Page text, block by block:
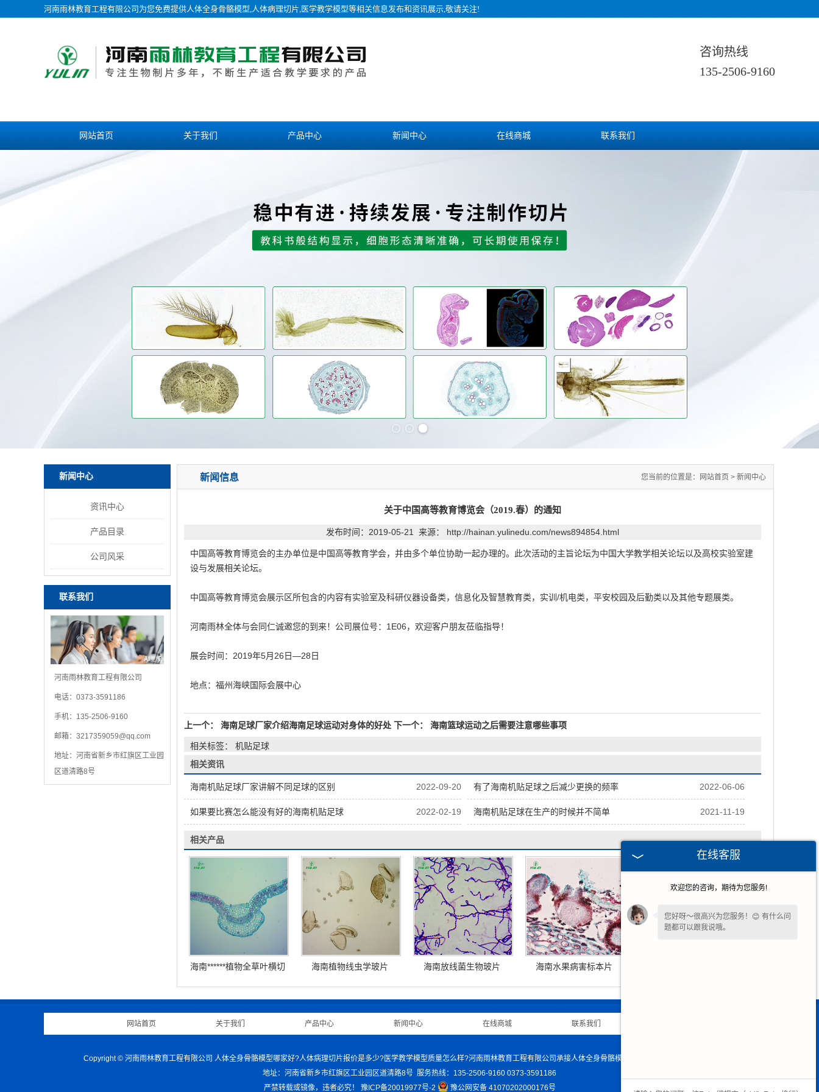
河南雨林教育工程有限公司为您免费提供人体全身骨骼模型,人体病理切片,医学教学模型等相关信息发布和资讯展示,敬请关注!
咨询热线
135-2506-9160
网站首页 关于我们 产品中心 新闻中心 在线商城 联系我们
新闻中心
资讯中心
产品目录
公司风采
联系我们
河南雨林教育工程有限公司
电话：0373-3591186
手机：135-2506-9160
邮箱： 3217359059@qq.com
地址：河南省新乡市红旗区工业园
区道清路8号
新闻信息 您当前的位置是： 网站首页 > 新闻中心
关于中国高等教育博览会（2019.春）的通知
发布时间：2019-05-21 来源： http://hainan.yulinedu.com/news894854.html
中国高等教育博览会的主办单位是中国高等教育学会，并由多个单位协助一起办理的。此次活动的主旨论坛为中国大学教学相关论坛以及高校实验室建
设与发展相关论坛。
中国高等教育博览会展示区所包含的内容有实验室及科研仪器设备类，信息化及智慧教育类，实训/机电类，平安校园及后勤类以及其他专题展类。
河南雨林全体与会同仁诚邀您的到来！公司展位号：1E06，欢迎客户朋友莅临指导！
展会时间：2019年5月26日—28日
地点：福州海峡国际会展中心
上一个： 海南足球厂家介绍海南足球运动对身体的好处 下一个： 海南篮球运动之后需要注意哪些事项
相关标签： 机贴足球
相关资讯
2022-09-20
海南机贴足球厂家讲解不同足球的区别 2022-06-06
有了海南机贴足球之后减少更换的频率
2022-02-19
如果要比赛怎么能没有好的海南机贴足球 2021-11-19
海南机贴足球在生产的时候并不简单
相关产品
海南******植物全草叶横切 海南植物线虫学玻片 海南放线菌生物玻片 海南水果病害标本片
网站首页 关于我们 产品中心 新闻中心 在线商城 联系我们
Copyright © 河南雨林教育工程有限公司 人体全身骨骼模型哪家好?人体病理切片报价是多少?医学教学模型质量怎么样?河南雨林教育工程有限公司承接人体全身骨骼模型的生产与销售,欢迎大家来电咨询!
地址：河南省新乡市红旗区工业园区道清路8号 服务热线：135-2506-9160 0373-3591186
严禁转载或镜像，违者必究！ 豫ICP备20019977号-2 豫公网安备 41070202000176号
在线客服
欢迎您的咨询，期待为您服务!
您好呀～很高兴为您服务！😊 有什么问
题都可以跟我说哦。